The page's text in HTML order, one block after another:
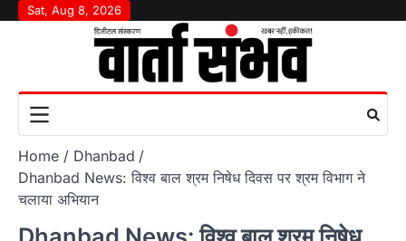
SkipSat, Aug 8, 2026
Home
Dhanbad
Dhanbad News: विश्व बाल श्रम निषेध दिवस पर श्रम विभाग ने
चलाया अभियान